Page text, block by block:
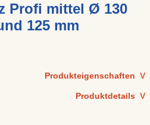
Profi mittel Ø 130
125 mm
Produkteigenschaften V
Produktdetails V